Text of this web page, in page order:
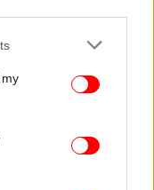
or more Google
You may click to
third-party tags to
in below Google
δικαιώματα των
υπογράμμισε
Ευρωπαϊκού
επικεφαλής της
της Επιτροπής
- Βρυωνίδη.